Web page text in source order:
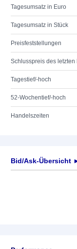
Tagesumsatz in Euro
Tagesumsatz in Stück
Preisfeststellungen
Schlusspreis des
Tagestief/-hoch
52-Wochentief/-hoch
Handelszeiten
Bid/Ask-Übersicht